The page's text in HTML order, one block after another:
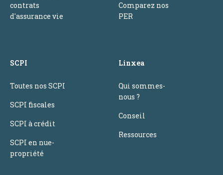
contrats
d'assurance vie
Comparez nos
PER
SCPI
Toutes nos SCPI
SCPI fiscales
SCPI à crédit
SCPI en nue-
propriété
Linxea
Qui sommes-
nous ?
Conseil
Ressources